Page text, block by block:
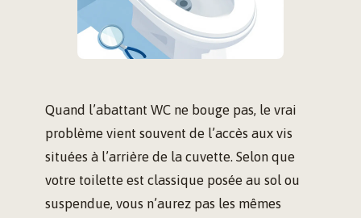
Quand l’abattant WC ne bouge pas, le vrai
problème vient souvent de l’accès aux vis
situées à l’arrière de la cuvette. Selon que
votre toilette est classique posée au sol ou
suspendue, vous n’aurez pas les mêmes